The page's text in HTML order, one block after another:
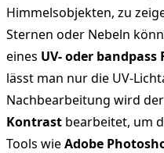
Himmelsobjekten, zu
Sternen oder Nebeln
eines UV- oder bandpass
lässt man nur die UV-
Nachbearbeitung wird
Kontrast bearbeitet, um
Tools wieAdobe